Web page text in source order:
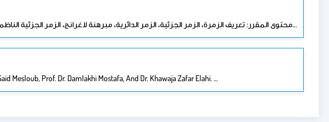
محتوى المقرر: تعريف الزمرة، الزمر الجزئية، الزمر الدائرية، مبرهنة لاغرانج، الزمر الجزئية الناظمية، الزمر الخارجة، التشاكلات, تماثل الزمر، مبرهنات التماثل، التماثلات الذاتية، مبرهنة كيلي، الزمر…
Mesloub, Prof. Dr. Damlakhi Mostafa, And Dr. Khawaja Zafar Elahi. …